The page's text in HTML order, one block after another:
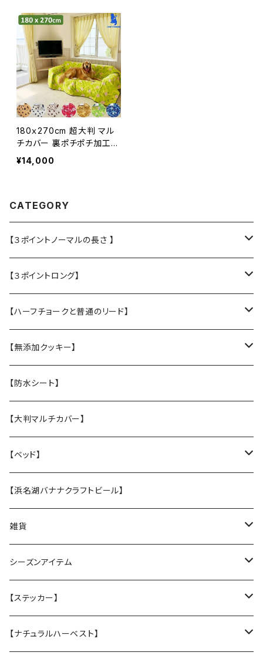
ー 大判 洗える 日本製
180ｘ270cm 超大判 マル
チカバー 裏ポチポチ加工
犬用 ソファ 車 滑り止め 汚
れ防止 ラリーズカンパニー
¥14,000
CATEGORY
【３ポイントノーマルの長さ 】
・L大型犬用★Police Lead
・M中型犬用 高さある子
【張替え】布部分を新品に交換
【３ポイントロング】
・L大型犬 走る・登る・アクティブ系
・M 中型犬用 コーギー・ボーダー・柴犬
・S 小型犬用 小さい子はこちら
・【張替え】布部分を新品に交換
【ハーフチョークと普通のリード】
・【L】レトリバーサイズ（横幅2.5cm）
・【M】中型犬サイズ(横幅2cm）
・【S】 小型犬サイズ（横幅1,5cm）
・【張替え】布部分を新品に交換
【無添加クッキー】
うちの子オリジナル
お悔やみクッキー
ホリデークッキー
【防水シート】
【大判マルチカバー】
【ベッド】
★なみなみウレタンのオーソペディックカドラー
丈夫なツイル地カバー
防水カバー
★ふわふわラウンドベッド
丈夫なツイル地カバー
厚手キルティングツイル地カバー
★中身とカバーのセット
★カバー単品
★中身のウレタン
【浜名湖バナナクラフトビール】
雑貨
クリスマスグリーティングカード
Tuffy
サンシェード
シーズンアイテム
レインコート
クリスマスプレゼントに
【ステッカー】
名入れカッティングシール
【ナチュラルハーベスト】